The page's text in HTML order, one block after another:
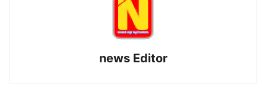
news Editor